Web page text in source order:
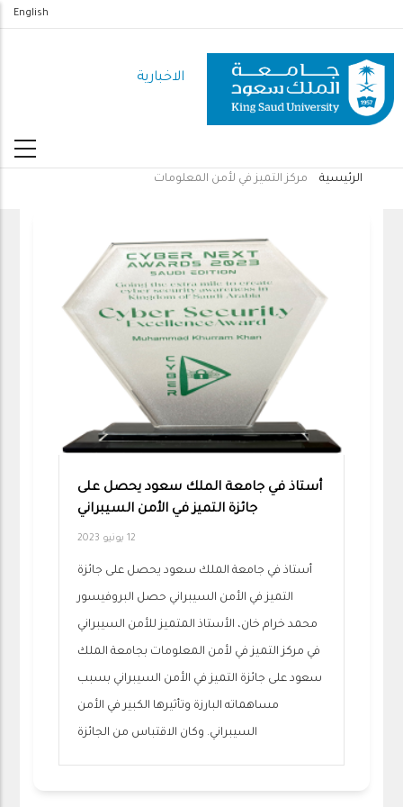
المحتوى
الرئيسي
English
الاخبارية
الرئيسية مركز التميز في لأمن المعلومات
أستاذ في جامعة الملك سعود يحصل على
جائزة التميز في الأمن السيبراني
12 يونيو 2023
أستاذ في جامعة الملك سعود يحصل على جائزة
التميز في الأمن السيبراني حصل البروفيسور
محمد خرام خان، الأستاذ المتميز للأمن السيبراني
في مركز التميز في لأمن المعلومات بجامعة الملك
سعود على جائزة التميز في الأمن السيبراني بسبب
مساهماته البارزة وتأثيرها الكبير في الأمن
السيبراني. وكان الاقتباس من الجائزة